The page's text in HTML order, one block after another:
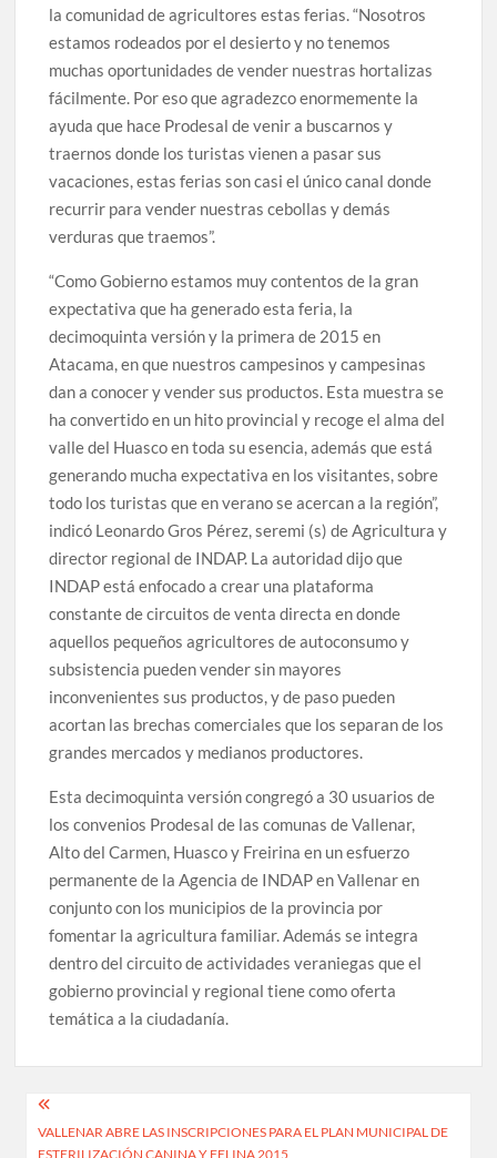
la comunidad de agricultores estas ferias. “Nosotros
estamos rodeados por el desierto y no tenemos
muchas oportunidades de vender nuestras hortalizas
fácilmente. Por eso que agradezco enormemente la
ayuda que hace Prodesal de venir a buscarnos y
traernos donde los turistas vienen a pasar sus
vacaciones, estas ferias son casi el único canal donde
recurrir para vender nuestras cebollas y demás
verduras que traemos”.
“Como Gobierno estamos muy contentos de la gran
expectativa que ha generado esta feria, la
decimoquinta versión y la primera de 2015 en
Atacama, en que nuestros campesinos y campesinas
dan a conocer y vender sus productos. Esta muestra se
ha convertido en un hito provincial y recoge el alma del
valle del Huasco en toda su esencia, además que está
generando mucha expectativa en los visitantes, sobre
todo los turistas que en verano se acercan a la región”,
indicó Leonardo Gros Pérez, seremi (s) de Agricultura y
director regional de INDAP. La autoridad dijo que
INDAP está enfocado a crear una plataforma
constante de circuitos de venta directa en donde
aquellos pequeños agricultores de autoconsumo y
subsistencia pueden vender sin mayores
inconvenientes sus productos, y de paso pueden
acortan las brechas comerciales que los separan de los
grandes mercados y medianos productores.
Esta decimoquinta versión congregó a 30 usuarios de
los convenios Prodesal de las comunas de Vallenar,
Alto del Carmen, Huasco y Freirina en un esfuerzo
permanente de la Agencia de INDAP en Vallenar en
conjunto con los municipios de la provincia por
fomentar la agricultura familiar. Además se integra
dentro del circuito de actividades veraniegas que el
gobierno provincial y regional tiene como oferta
temática a la ciudadanía.
Navegación
de
VALLENAR ABRE LAS INSCRIPCIONES PARA EL PLAN MUNICIPAL DE
ESTERILIZACIÓN CANINA Y FELINA 2015